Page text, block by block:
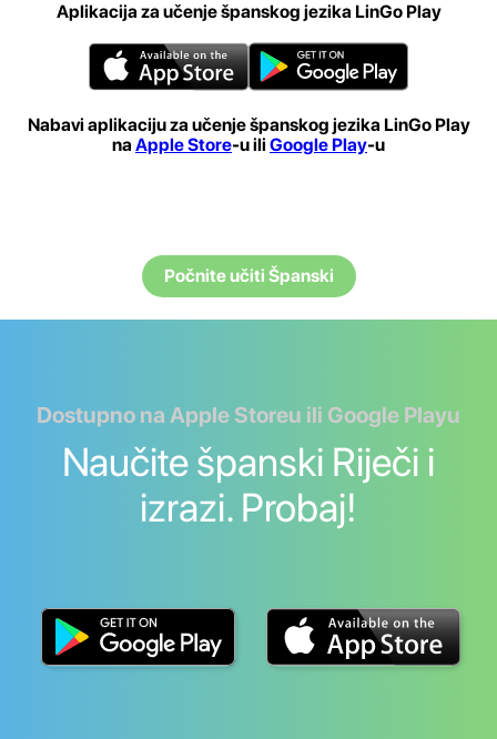
Aplikacija za učenje španskog jezika LinGo Play
Nabavi aplikaciju za učenje španskog jezika LinGo Play
na Apple Store-u ili Google Play-u
Počnite učiti Španski
Dostupno na Apple Storeu ili Google Playu
Naučite španski Riječi i
izrazi. Probaj!